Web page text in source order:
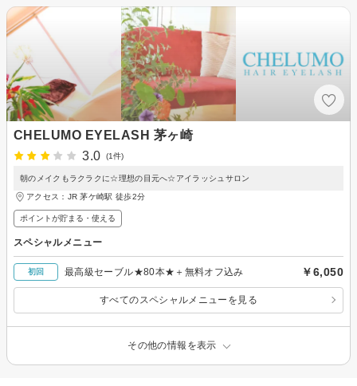
CHELUMO EYELASH 茅ヶ崎
3.0
(1件)
朝のメイクもラクラクに☆理想の目元へ☆アイラッシュサロン
アクセス：JR 茅ケ崎駅 徒歩2分
ポイントが貯まる・使える
スペシャルメニュー
初回 最高級セーブル★80本★＋無料オフ込み ￥6,050
すべてのスペシャルメニューを見る
その他の情報を表示